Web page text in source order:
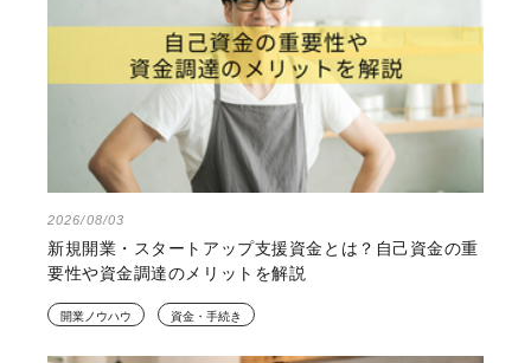
2026/08/03
新規開業・スタートアップ支援資金とは？自己資金の重
要性や資金調達のメリットを解説
開業ノウハウ 資金・手続き